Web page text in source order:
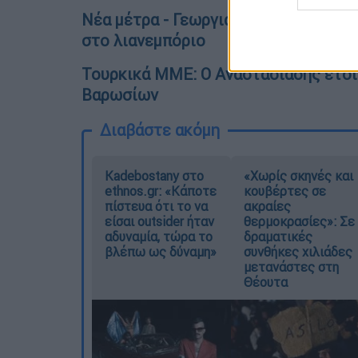
Νέα μέτρα - Γεωργιάδης: Ανοιχτό
στο λιανεμπόριο
Τουρκικά ΜΜΕ: Ο Αναστασιάδης
Βαρωσίων
Διαβάστε ακόμη
Kadebostany στο
ethnos.gr: «Κάποτε
πίστευα ότι το να
είσαι outsider ήταν
αδυναμία, τώρα το
βλέπω ως δύναμη»
«Χωρίς σκηνές και
κουβέρτες σε
ακραίες
θερμοκρασίες»: Σε
δραματικές
συνθήκες χιλιάδες
μετανάστες στη
Θέουτα